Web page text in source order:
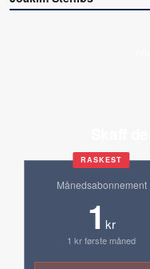
RASKEST
Månedsabonnement
1 kr
1 kr første måned